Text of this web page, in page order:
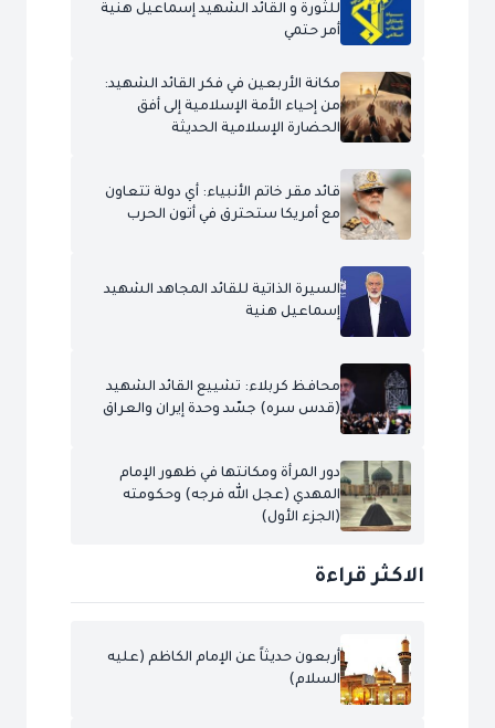
للثورة و القائد الشهيد إسماعيل هنية
أمر حتمي
مكانة الأربعين في فكر القائد الشهيد:
من إحياء الأمة الإسلامية إلى أفق
الحضارة الإسلامية الحديثة
قائد مقر خاتم الأنبياء: أي دولة تتعاون
مع أمريكا ستحترق في أتون الحرب
السيرة الذاتية للقائد المجاهد الشهيد
إسماعيل هنية
محافظ كربلاء: تشييع القائد الشهيد
(قدس سره) جسّد وحدة إيران والعراق
دور المرأة ومكانتها في ظهور الإمام
المهدي (عجل الله فرجه) وحكومته
(الجزء الأول)
الاكثر قراءة
أربعون حديثاً عن الإمام الكاظم (عليه
السلام)